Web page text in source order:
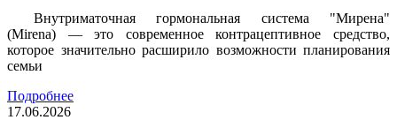
Внутриматочная гормональная система "Мирена"
(Mirena) — это современное контрацептивное средство,
которое значительно расширило возможности планирования
семьи
Подробнее
17.06.2026